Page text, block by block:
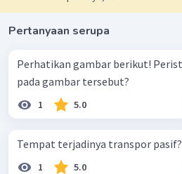
Pertanyaan serupa
Perhatikan gambar berikut! Peristiwa apa yang terjadi
pada gambar tersebut?
1 5.0
Tempat terjadinya transpor pasif?
1 5.0